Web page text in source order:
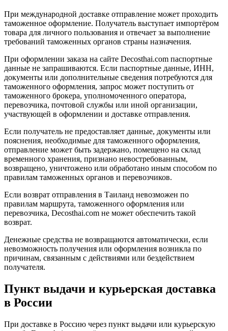
При международной доставке отправление может проходить
таможенное оформление. Получатель выступает импортёром
товара для личного пользования и отвечает за выполнение
требований таможенных органов страны назначения.
При оформлении заказа на сайте Decosthai.com паспортные
данные не запрашиваются. Если паспортные данные, ИНН,
документы или дополнительные сведения потребуются для
таможенного оформления, запрос может поступить от
таможенного брокера, уполномоченного оператора,
перевозчика, почтовой службы или иной организации,
участвующей в оформлении и доставке отправления.
Если получатель не предоставляет данные, документы или
пояснения, необходимые для таможенного оформления,
отправление может быть задержано, помещено на склад
временного хранения, признано невостребованным,
возвращено, уничтожено или обработано иным способом по
правилам таможенных органов и перевозчиков.
Если возврат отправления в Таиланд невозможен по
правилам маршрута, таможенного оформления или
перевозчика, Decosthai.com не может обеспечить такой
возврат.
Денежные средства не возвращаются автоматически, если
невозможность получения или оформления возникла по
причинам, связанным с действиями или бездействием
получателя.
Пункт выдачи и курьерская доставка
в России
При доставке в Россию через пункт выдачи или курьерскую